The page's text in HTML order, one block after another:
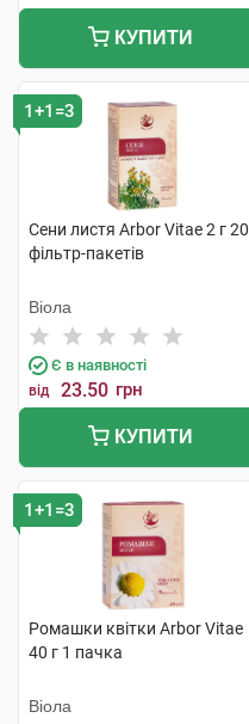
КУПИТИ
1+1=3
Сени листя Arbor Vitae 2 г 20
фільтр-пакетів
Віола
Є в наявності
від 23.50 грн
КУПИТИ
1+1=3
Ромашки квітки Arbor Vitae
40 г 1 пачка
Віола